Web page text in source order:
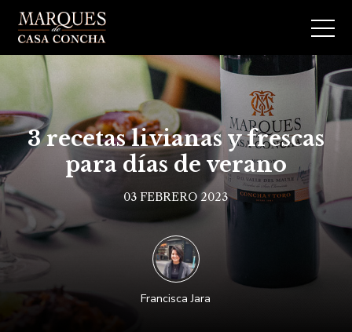
3 recetas livianas y frescas
para días de verano
03 FEBRERO 2023
Francisca Jara